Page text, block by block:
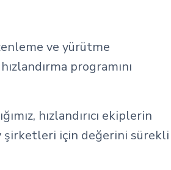
ve yürütme
programını
hızlandırıcı ekiplerin
şirketleri için değerini sürekli